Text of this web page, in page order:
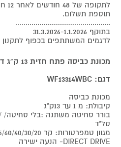
תוספת תשלום.
................................................
בתוקף 31.3.2026-1.1.2026
לדגמים המשתתפים בכפוף לתקנון
מכונת כביסה פתח חזית 13 ק"ג דגם LG WF13314WBC לבן
דגם: WF13314WBC
מכונת כביסה
קיבולת: מ 1 עד 13ק"ג
סל"ד
מגוון טמפרטורות: קר 95/60/40/30/20/ מעלות צלסיוס
DIRECT DRIVE- הנעה ישירה